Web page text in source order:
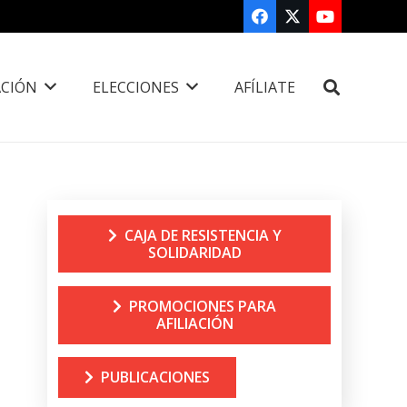
ELECCIONES AFÍLIATE
CAJA DE RESISTENCIA Y
SOLIDARIDAD
PROMOCIONES PARA
AFILIACIÓN
PUBLICACIONES